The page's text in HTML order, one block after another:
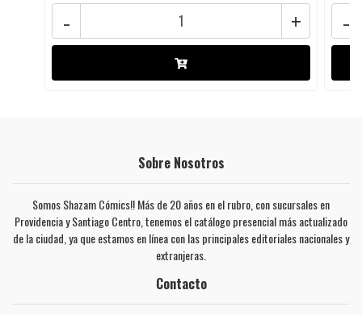
+
- -
Sobre Nosotros
Somos Shazam Cómics!! Más de 20 años en el rubro, con sucursales en
Providencia y Santiago Centro, tenemos el catálogo presencial más actualizado
de la ciudad, ya que estamos en línea con las principales editoriales nacionales y
extranjeras.
Contacto